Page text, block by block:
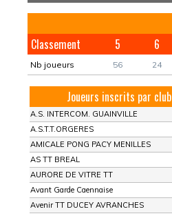
Classement
5 6
Nb joueurs 56 24
Joueurs inscrits par club
A.S. INTERCOM. GUAINVILLE
A.S.T.T.ORGERES
AMICALE PONG PACY MENILLES
AS TT BREAL
AURORE DE VITRE TT
Avant Garde Caennaise
Avenir TT DUCEY AVRANCHES